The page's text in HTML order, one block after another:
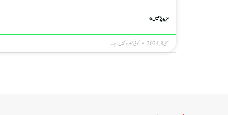
مزید پڑھیں »
مئی 8, 2024 کوئی تبصرہ نہیں ہے۔